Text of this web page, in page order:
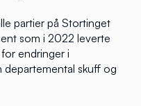
partier på Stortinget
som i 2022 leverte
endringer i
departemental skuff og